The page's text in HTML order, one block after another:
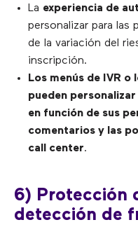
La experiencia de
personalizar para las
de la variación del
inscripción.
Los menús de IVR o
pueden
en función de sus
comentarios y las
call center.
6) Protección
detección de